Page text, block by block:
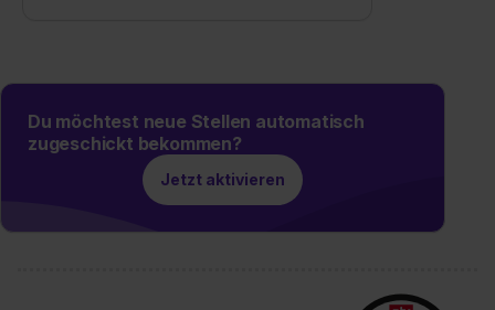
Du möchtest neue Stellen automatisch
zugeschickt bekommen?
Jetzt aktivieren